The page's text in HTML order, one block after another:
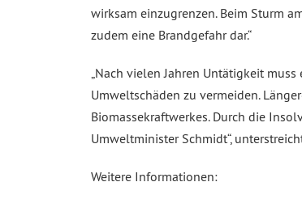
wirksam einzugrenzen. Beim Sturm
zudem eine Brandgefahr dar.“
„Nach vielen Jahren Untätigkeit
Umweltschäden zu vermeiden.
Biomassekraftwerkes. Durch die
Umweltminister Schmidt“,
Weitere Informationen: